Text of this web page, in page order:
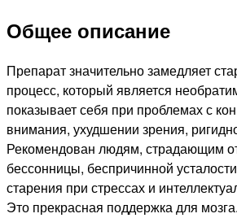
Общее описание
Препарат значительно замедляет
процесс, который является
показывает себя при проблемах с
внимания, ухудшении зрения,
Рекомендован людям, страдающим
бессонницы, беспричинной
старения при стрессах и
Это прекрасная поддержка для мозга.